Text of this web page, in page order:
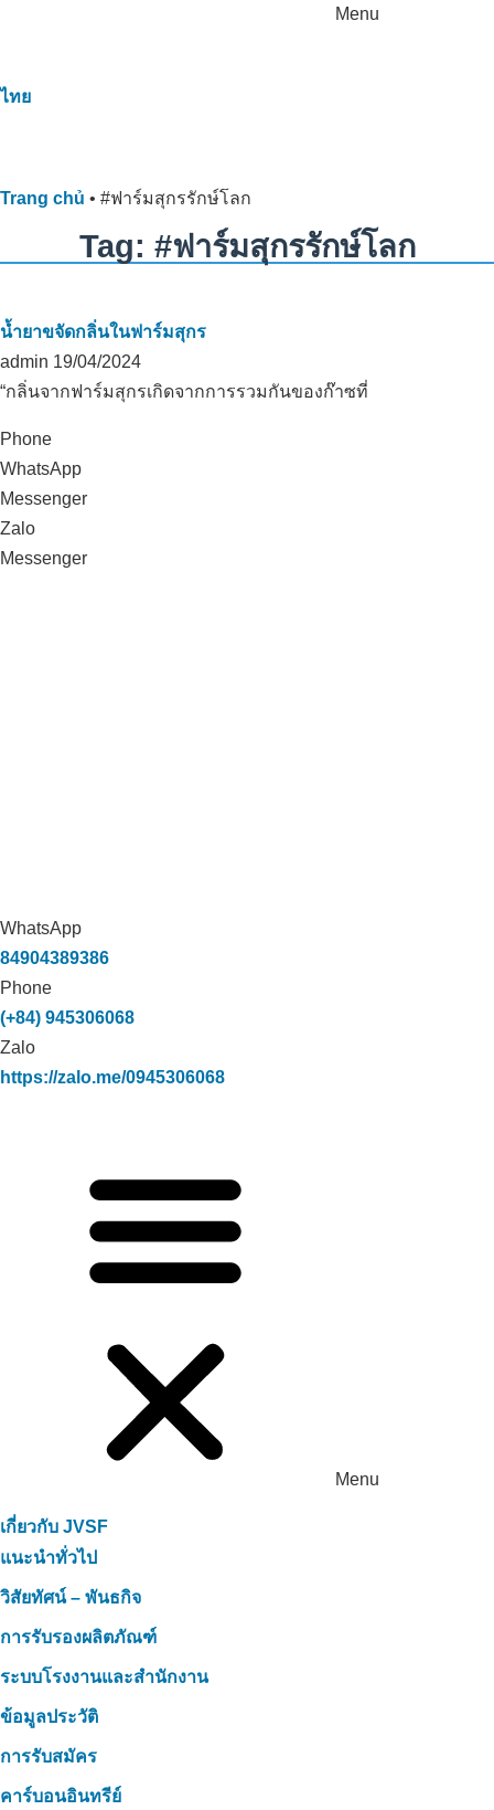
Menu
ไทย
Trang chủ • #ฟาร์มสุกรรักษ์โลก
Tag: #ฟาร์มสุกรรักษ์โลก
น้ำยาขจัดกลิ่นในฟาร์มสุกร
admin 19/04/2024
“กลิ่นจากฟาร์มสุกรเกิดจากการรวมกันของก๊าซที่
Phone
WhatsApp
Messenger
Zalo
Messenger
WhatsApp
84904389386
Phone
(+84) 945306068
Zalo
https://zalo.me/0945306068
Menu
เกี่ยวกับ JVSF
แนะนำทั่วไป
วิสัยทัศน์ – พันธกิจ
การรับรองผลิตภัณฑ์
ระบบโรงงานและสำนักงาน
ข้อมูลประวัติ
การรับสมัคร
คาร์บอนอินทรีย์